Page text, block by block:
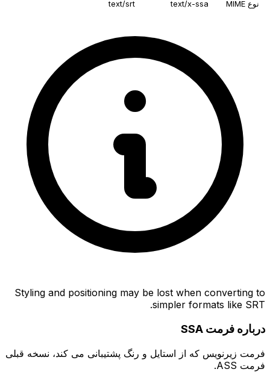
نوع MIME text/x-ssa
text/srt
Styling and positioning may be lost when converting to
simpler formats like SRT.
درباره فرمت SSA
فرمت زیرنویس که از استایل و رنگ پشتیبانی می کند، نسخه قبلی
فرمت ASS.